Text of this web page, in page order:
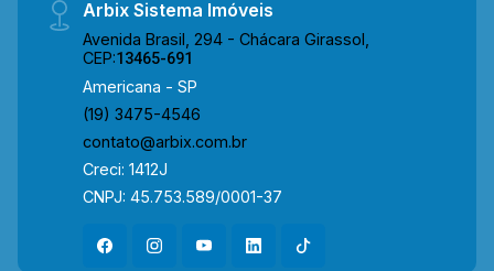
Abdalla, Av. Lírio Corrêa, Av. do Compositor e Av.
da Música, além de possuir fácil acesso à Av.
farmácias e diversos serviços essenciais,
oferecendo praticidade, segurança e excelente
qualidade de vida para toda a família. Entre em
contato com a equipe da Arbix Imóveis e
3475-4546 ARBIX IMÓVEIS - Presente em cada
Arbix Sistema Imóveis
Avenida Brasil, 294 - Chácara Girassol,
CEP:13465-691
Americana - SP
(19) 3475-4546
contato@arbix.com.br
Creci: 1412J
CNPJ: 45.753.589/0001-37